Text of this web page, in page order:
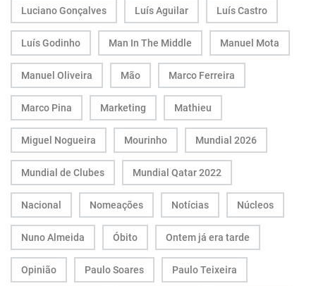
Luciano Gonçalves Luís Aguilar Luís Castro
Luís Godinho Man In The Middle Manuel Mota
Manuel Oliveira Mão Marco Ferreira
Marco Pina Marketing Mathieu
Miguel Nogueira Mourinho Mundial 2026
Mundial de Clubes Mundial Qatar 2022
Nacional Nomeações Notícias Núcleos
Nuno Almeida Óbito Ontem já era tarde
Opinião Paulo Soares Paulo Teixeira